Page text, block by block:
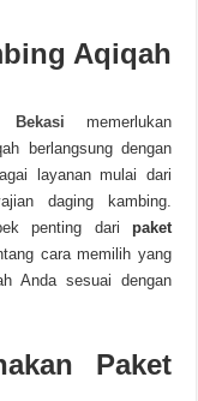
Aqiqah
memerlukan
berlangsung dengan
layanan mulai dari
daging kambing.
penting dari paket
cara memilih yang
Anda sesuai dengan
Paket